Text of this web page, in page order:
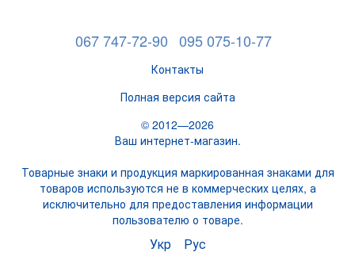
067 747-72-90 095 075-10-77
Контакты
Полная версия сайта
© 2012—2026
Ваш интернет-магазин.
Товарные знаки и продукция маркированная знаками для
товаров используются не в коммерческих целях, а
исключительно для предоставления информации
пользователю о товаре.
Укр Рус